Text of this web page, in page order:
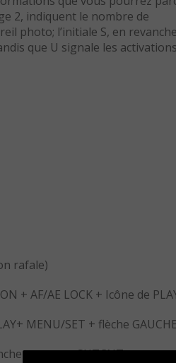
2, indiquent le nombre de
photo; l’initiale S, en
que U signale les
rafale)
+ AF/AE LOCK + Icône de
MENU/SET + flèche GAUCHE
est SHTCNT